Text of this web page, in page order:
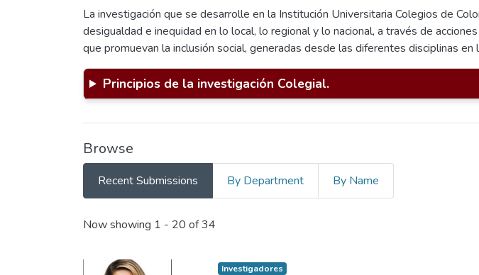
La investigación que se desarrolle en la Institución Universitaria Colegios de
desigualdad e inequidad en lo local, lo regional y lo nacional, a través de
que promuevan la inclusión social, generadas desde las diferentes disciplinas en
Principios de la investigación Colegial.
Browse
Recent Submissions By Department By Name
Recent Submissions
Now showing 1 - 20 of 34
Investigadores